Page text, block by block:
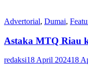
Advertorial, Dumai,
Astaka MTQ Riau
redaksi18 April 202418